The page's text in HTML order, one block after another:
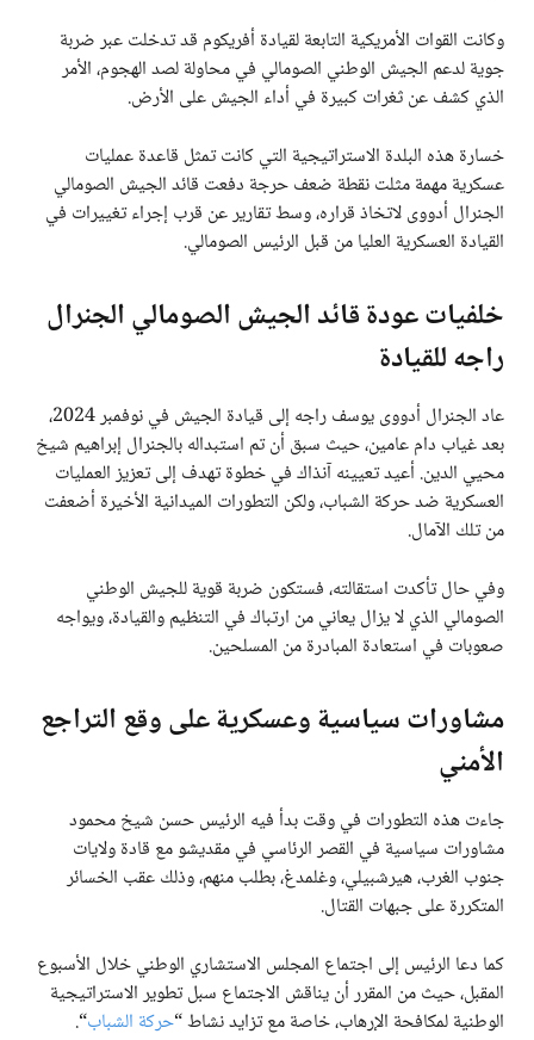
وكانت القوات الأمريكية التابعة لقيادة أفريكوم قد تدخلت عبر ضربة
جوية لدعم الجيش الوطني الصومالي في محاولة لصد الهجوم، الأمر
الذي كشف عن ثغرات كبيرة في أداء الجيش على الأرض.
خسارة هذه البلدة الاستراتيجية التي كانت تمثل قاعدة عمليات
عسكرية مهمة مثلت نقطة ضعف حرجة دفعت قائد الجيش الصومالي
الجنرال أدووى لاتخاذ قراره، وسط تقارير عن قرب إجراء تغييرات في
القيادة العسكرية العليا من قبل الرئيس الصومالي.
خلفيات عودة قائد الجيش الصومالي الجنرال
راجه للقيادة
عاد الجنرال أدووى يوسف راجه إلى قيادة الجيش في نوفمبر 2024،
بعد غياب دام عامين، حيث سبق أن تم استبداله بالجنرال إبراهيم شيخ
محيي الدين. أعيد تعيينه آنذاك في خطوة تهدف إلى تعزيز العمليات
العسكرية ضد حركة الشباب، ولكن التطورات الميدانية الأخيرة أضعفت
من تلك الآمال.
وفي حال تأكدت استقالته، فستكون ضربة قوية للجيش الوطني
الصومالي الذي لا يزال يعاني من ارتباك في التنظيم والقيادة، ويواجه
صعوبات في استعادة المبادرة من المسلحين.
مشاورات سياسية وعسكرية على وقع التراجع
الأمني
جاءت هذه التطورات في وقت بدأ فيه الرئيس حسن شيخ محمود
مشاورات سياسية في القصر الرئاسي في مقديشو مع قادة ولايات
جنوب الغرب، هيرشبيلي، وغلمدغ، بطلب منهم، وذلك عقب الخسائر
المتكررة على جبهات القتال.
كما دعا الرئيس إلى اجتماع المجلس الاستشاري الوطني خلال الأسبوع
المقبل، حيث من المقرر أن يناقش الاجتماع سبل تطوير الاستراتيجية
الوطنية لمكافحة الإرهاب، خاصة مع تزايد نشاط “حركة الشباب“.